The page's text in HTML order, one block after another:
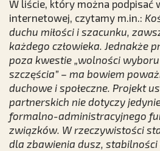
W liście, który można podpisać
internetowej, czytamy m.in.:
duchu miłości i szacunku,
każdego człowieka. Jednakże
poza kwestie „wolności
szczęścia” – ma bowiem
duchowe i społeczne. Projekt
partnerskich nie dotyczy
formalno-administracyjnego
związków. W rzeczywistości
dla zbawienia dusz, stabilności